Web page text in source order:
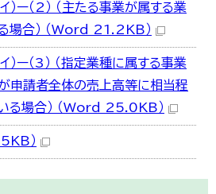
）ー（2） （主たる事業が属する業
場合） （Word 21.2KB）
）ー（3） （指定業種に属する事業
申請者全体の売上高等に相当程
る場合） （Word 25.0KB）
）